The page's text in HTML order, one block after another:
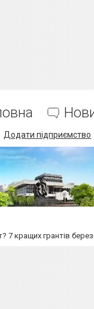
Додати підприємство
7 кращих грантів